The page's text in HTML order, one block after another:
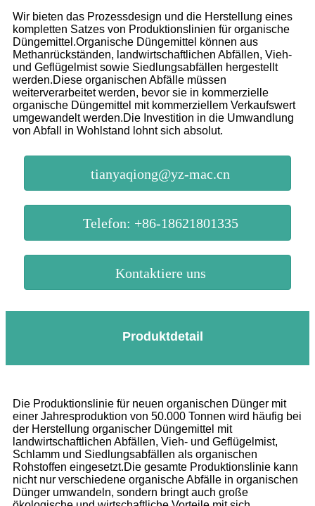
Wir bieten das Prozessdesign und die Herstellung eines
kompletten Satzes von Produktionslinien für organische
Düngemittel.Organische Düngemittel können aus
Methanrückständen, landwirtschaftlichen Abfällen, Vieh-
und Geflügelmist sowie Siedlungsabfällen hergestellt
werden.Diese organischen Abfälle müssen
weiterverarbeitet werden, bevor sie in kommerzielle
organische Düngemittel mit kommerziellem Verkaufswert
umgewandelt werden.Die Investition in die Umwandlung
von Abfall in Wohlstand lohnt sich absolut.
tianyaqiong@yz-mac.cn
Telefon: +86-18621801335
Kontaktiere uns
Produktdetail
Die Produktionslinie für neuen organischen Dünger mit
einer Jahresproduktion von 50.000 Tonnen wird häufig bei
der Herstellung organischer Düngemittel mit
landwirtschaftlichen Abfällen, Vieh- und Geflügelmist,
Schlamm und Siedlungsabfällen als organischen
Rohstoffen eingesetzt.Die gesamte Produktionslinie kann
nicht nur verschiedene organische Abfälle in organischen
Dünger umwandeln, sondern bringt auch große